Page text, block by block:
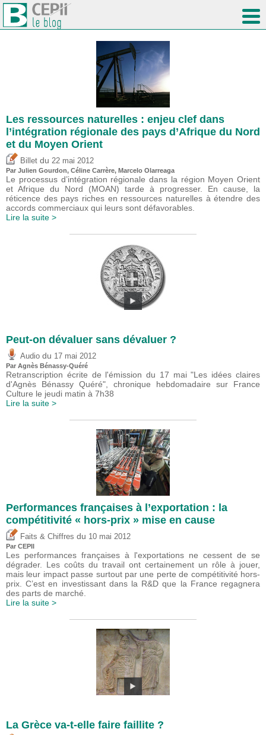
Les ressources naturelles : enjeu clef dans
l’intégration régionale des pays d’Afrique du Nord
et du Moyen Orient
Billet du 22 mai 2012
Par Julien Gourdon, Céline Carrère, Marcelo Olarreaga
Le processus d’intégration régionale dans la région Moyen Orient
et Afrique du Nord (MOAN) tarde à progresser. En cause, la
réticence des pays riches en ressources naturelles à étendre des
accords commerciaux qui leurs sont défavorables.
Lire la suite >
Peut-on dévaluer sans dévaluer ?
Audio du 17 mai 2012
Par Agnès Bénassy-Quéré
Retranscription écrite de l'émission du 17 mai "Les idées claires
d'Agnès Bénassy Quéré", chronique hebdomadaire sur France
Culture le jeudi matin à 7h38
Lire la suite >
Performances françaises à l’exportation : la
compétitivité « hors-prix » mise en cause
Faits & Chiffres du 10 mai 2012
Par CEPII
Les performances françaises à l'exportations ne cessent de se
dégrader. Les coûts du travail ont certainement un rôle à jouer,
mais leur impact passe surtout par une perte de compétitivité hors-
prix. C’est en investissant dans la R&D que la France regagnera
des parts de marché.
Lire la suite >
La Grèce va-t-elle faire faillite ?